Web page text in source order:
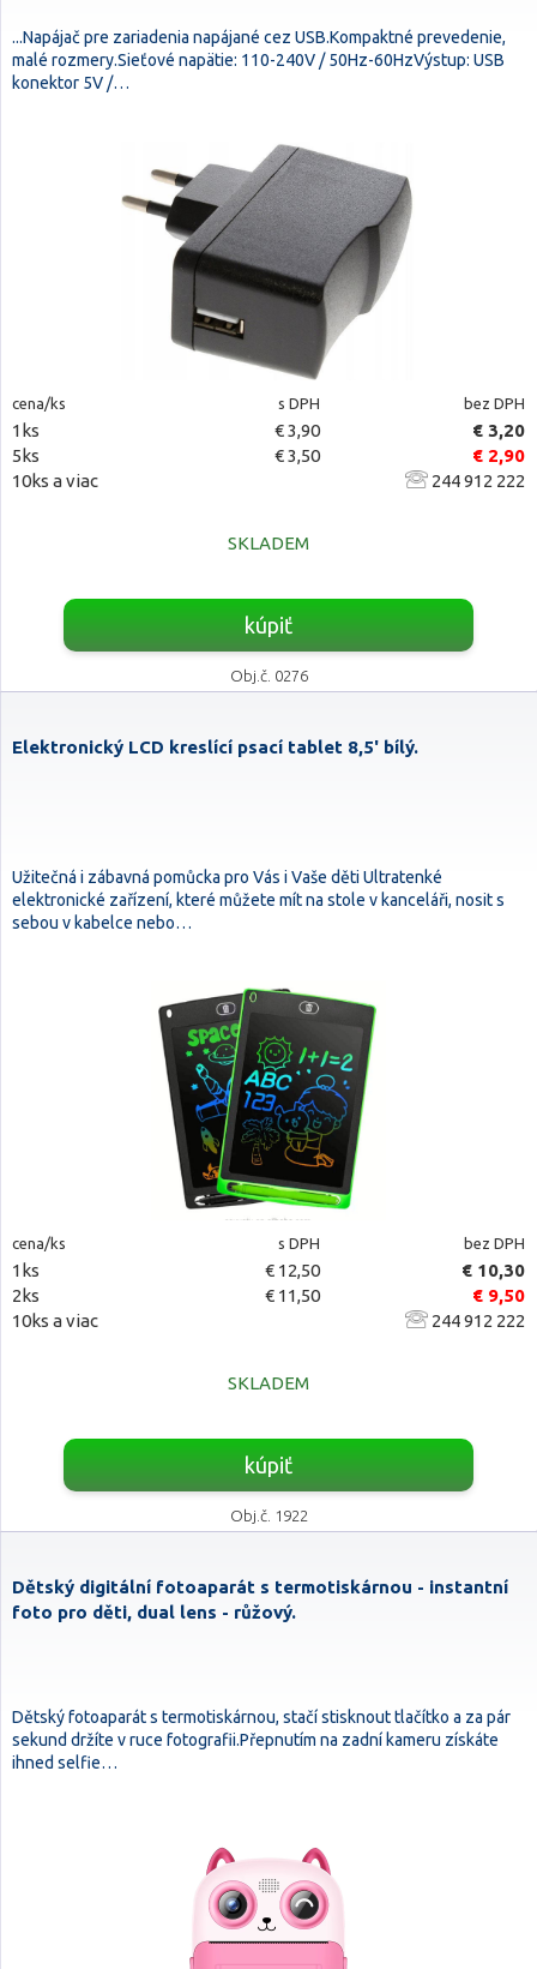
...Napájač pre zariadenia napájané cez USB.Kompaktné prevedenie,
malé rozmery.Sieťové napätie: 110-240V / 50Hz-60HzVýstup: USB
konektor 5V /…
cena/ks s DPH bez DPH
1ks € 3,90
€ 3,20
5ks
€ 3,50
€ 2,90
10ks a viac
244 912 222
SKLADEM
kúpiť
Obj.č. 0276
Elektronický LCD kreslící psací tablet 8,5' bílý.
Užitečná i zábavná pomůcka pro Vás i Vaše děti Ultratenké
elektronické zařízení, které můžete mít na stole v kanceláři, nosit s
sebou v kabelce nebo…
cena/ks s DPH bez DPH
1ks € 12,50
€ 10,30
2ks
€ 11,50
€ 9,50
10ks a viac
244 912 222
SKLADEM
kúpiť
Obj.č. 1922
Dětský digitální fotoaparát s termotiskárnou - instantní
foto pro děti, dual lens - růžový.
Dětský fotoaparát s termotiskárnou, stačí stisknout tlačítko a za pár
sekund držíte v ruce fotografii.Přepnutím na zadní kameru získáte
ihned selfie…